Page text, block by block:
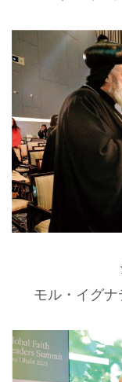
モル・イグ